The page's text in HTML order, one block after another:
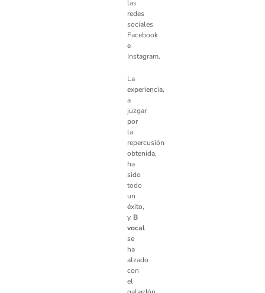
las
redes
sociales
Facebook
e
Instagram.
La
experiencia,
a
juzgar
por
la
repercusión
obtenida,
ha
sido
todo
un
éxito,
y B
vocal
se
ha
alzado
con
el